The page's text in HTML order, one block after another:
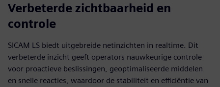
Verbeterde zichtbaarheid en
controle
SICAM LS biedt uitgebreide netinzichten in realtime. Dit
verbeterde inzicht geeft operators nauwkeurige controle
voor proactieve beslissingen, geoptimaliseerde middelen
en snelle reacties, waardoor de stabiliteit en efficiëntie van